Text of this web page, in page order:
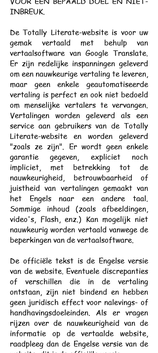
INBREUK.
De Totally Literate-website is voor uw
gemak vertaald met behulp van
vertaalsoftware van Google Translate.
Er zijn redelijke inspanningen geleverd
om een nauwkeurige vertaling te leveren,
maar geen enkele geautomatiseerde
vertaling is perfect en ook niet bedoeld
om menselijke vertalers te vervangen.
Vertalingen worden geleverd als een
service aan gebruikers van de Totally
Literate-website en worden geleverd
"zoals ze zijn". Er wordt geen enkele
garantie gegeven, expliciet noch
impliciet, met betrekking tot de
nauwkeurigheid, betrouwbaarheid of
juistheid van vertalingen gemaakt van
het Engels naar een andere taal.
Sommige inhoud (zoals afbeeldingen,
video's, Flash, enz.) Kan mogelijk niet
nauwkeurig worden vertaald vanwege de
beperkingen van de vertaalsoftware.
De officiële tekst is de Engelse versie
van de website. Eventuele discrepanties
of verschillen die in de vertaling
ontstaan, zijn niet bindend en hebben
geen juridisch effect voor nalevings- of
handhavingsdoeleinden. Als er vragen
rijzen over de nauwkeurigheid van de
informatie op de vertaalde website,
raadpleeg dan de Engelse versie van de